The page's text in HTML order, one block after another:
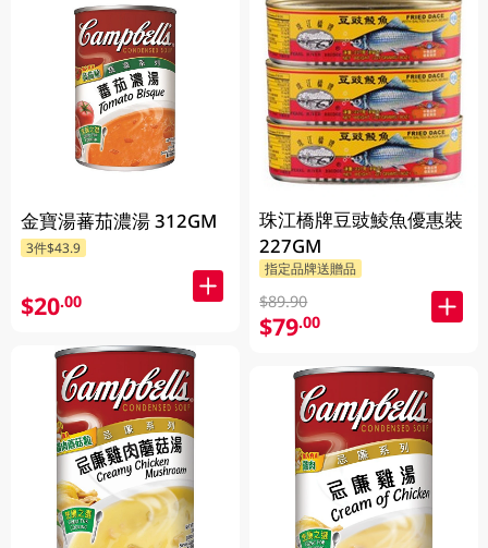
金寶湯蕃茄濃湯 312GM
3件$43.9
$20.00
珠江橋牌豆豉鯪魚優惠裝
227GM
指定品牌送贈品
$89.90
$79.00